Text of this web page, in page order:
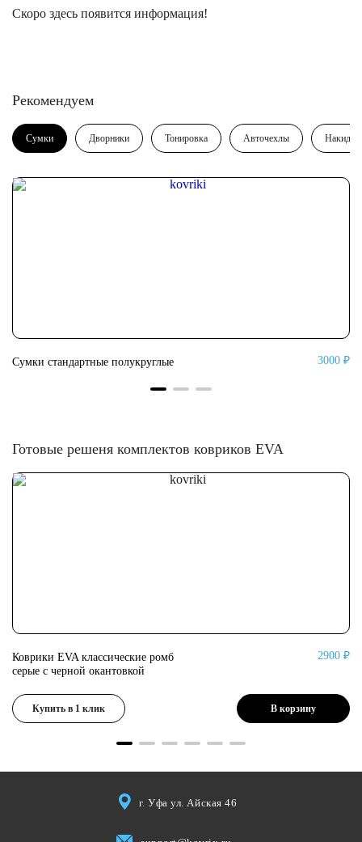
Скоро здесь появится информация!
Рекомендуем
Сумки Дворники Тонировка Авточехлы Накидки
Сумки стандартные полукруглые 3000 ₽
Готовые решеня комплектов ковриков EVA
Коврики EVA классические ромб
серые с черной окантовкой
2900 ₽
Купить в 1 клик В корзину
г. Уфа ул. Айская 46